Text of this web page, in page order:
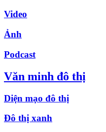
Video
Ảnh
Podcast
Văn minh đô thị
Diện mạo đô thị
Đô thị xanh